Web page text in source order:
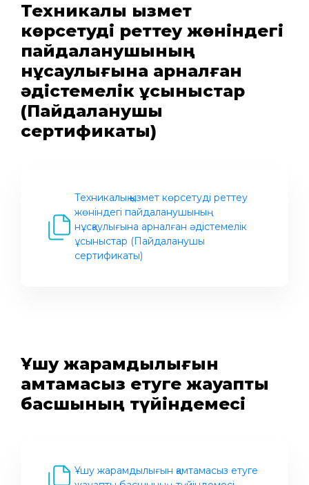
Техникалық қызмет
көрсетуді реттеу жөніндегі
пайдаланушының
нұсқаулығына арналған
әдістемелік ұсыныстар
(Пайдаланушы
сертификаты)
Техникалық қызмет көрсетуді реттеу
жөніндегі пайдаланушының
нұсқаулығына арналған әдістемелік
ұсыныстар (Пайдаланушы
сертификаты)
Ұшу жарамдылығын
қамтамасыз етуге жауапты
басшының түйіндемесі
Ұшу жарамдылығын қамтамасыз етуге